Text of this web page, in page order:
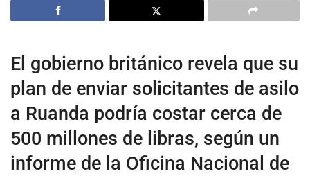
El gobierno británico revela que su
plan de enviar solicitantes de asilo
a Ruanda podría costar cerca de
500 millones de libras, según un
informe de la Oficina Nacional de